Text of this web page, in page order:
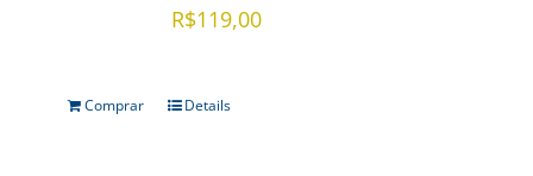
R$119,00
Comprar Details